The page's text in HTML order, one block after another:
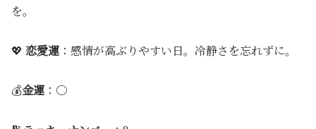
を。
💖 恋愛運 ：感情が高ぶりやすい日。冷静さを忘れずに。
💰金運 ：〇